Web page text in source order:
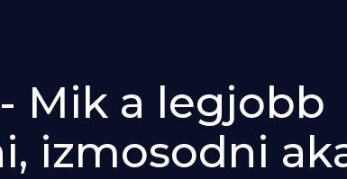
Mik a legjobb
izmosodni